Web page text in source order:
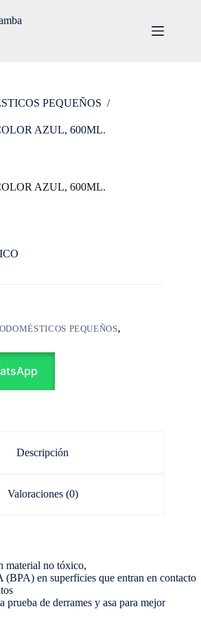
PEQUEÑOS /
AZUL, 600ML.
AZUL, 600ML.
PEQUEÑOS,
Descripción
Valoraciones (0)
material no tóxico,
en superficies que entran en contacto
prueba de derrames y asa para mejor